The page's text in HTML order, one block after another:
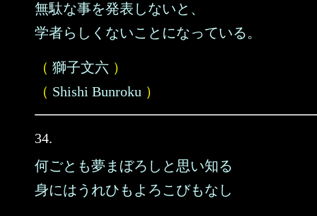
無駄な事を発表しないと、
学者らしくないことになっている。
（ 獅子文六 ）
（ Shishi Bunroku ）
34.
何ごとも夢まぼろしと思い知る
身にはうれひもよろこびもなし